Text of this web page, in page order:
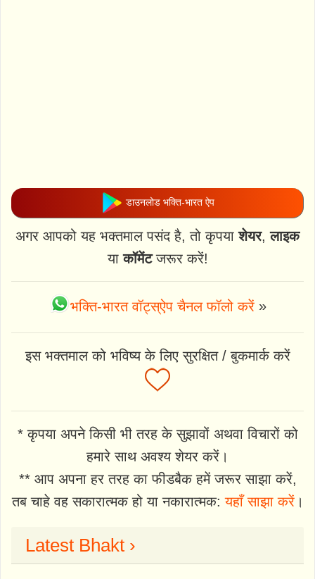
डाउनलोड भक्ति-भारत ऐप
अगर आपको यह भक्तमाल पसंद है, तो कृपयाशेयर,लाइक
याकॉमेंटजरूर करें!
भक्ति-भारत वॉट्स्ऐप चैनल फॉलो करें»
इस भक्तमाल को भविष्य के लिए सुरक्षित / बुकमार्क करें
* कृपया अपने किसी भी तरह के सुझावों अथवा विचारों को
हमारे साथ अवश्य शेयर करें।
** आप अपना हर तरह का फीडबैक हमें जरूर साझा करें,
तब चाहे वह सकारात्मक हो या नकारात्मक:यहाँ साझा करें।
Latest Bhakt ›